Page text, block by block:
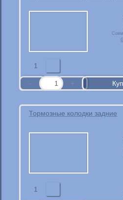
1
Тормозные колодки задние
1